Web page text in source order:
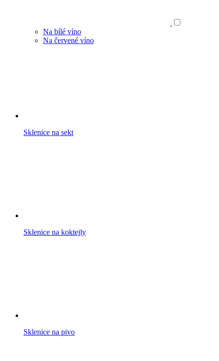
Na bílé víno
Na červené víno
Sklenice na sekt
Sklenice na koktejly
Sklenice na pivo